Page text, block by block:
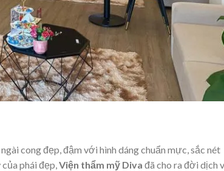
cong đẹp, đậm với hình dáng chuẩn mực, sắc nét
phái đẹp,Viện thẩm mỹ Diva đã cho ra đời dịch